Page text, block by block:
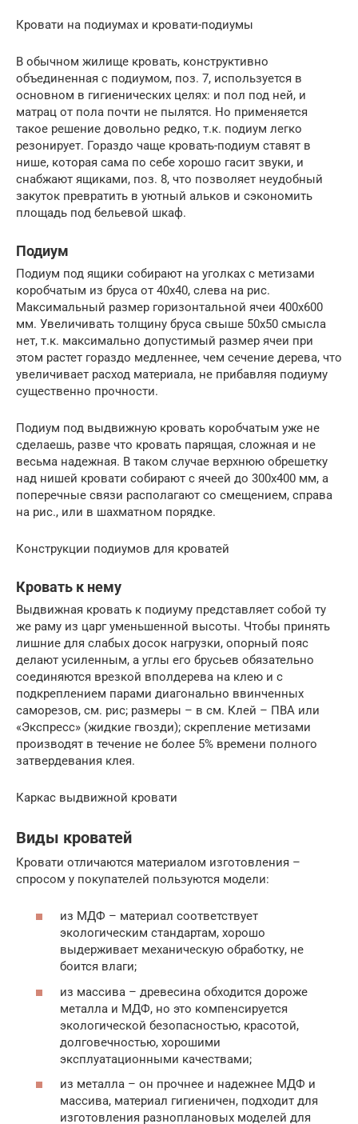
Кровати на подиумах и кровати-подиумы
В обычном жилище кровать, конструктивно
объединенная с подиумом, поз. 7, используется в
основном в гигиенических целях: и пол под ней, и
матрац от пола почти не пылятся. Но применяется
такое решение довольно редко, т.к. подиум легко
резонирует. Гораздо чаще кровать-подиум ставят в
нише, которая сама по себе хорошо гасит звуки, и
снабжают ящиками, поз. 8, что позволяет неудобный
закуток превратить в уютный альков и сэкономить
площадь под бельевой шкаф.
Подиум
Подиум под ящики собирают на уголках с метизами
коробчатым из бруса от 40х40, слева на рис.
Максимальный размер горизонтальной ячеи 400х600
мм. Увеличивать толщину бруса свыше 50х50 смысла
нет, т.к. максимально допустимый размер ячеи при
этом растет гораздо медленнее, чем сечение дерева, что
увеличивает расход материала, не прибавляя подиуму
существенно прочности.
Подиум под выдвижную кровать коробчатым уже не
сделаешь, разве что кровать парящая, сложная и не
весьма надежная. В таком случае верхнюю обрешетку
над нишей кровати собирают с ячеей до 300х400 мм, а
поперечные связи располагают со смещением, справа
на рис., или в шахматном порядке.
Конструкции подиумов для кроватей
Кровать к нему
Выдвижная кровать к подиуму представляет собой ту
же раму из царг уменьшенной высоты. Чтобы принять
лишние для слабых досок нагрузки, опорный пояс
делают усиленным, а углы его брусьев обязательно
соединяются врезкой вполдерева на клею и с
подкреплением парами диагонально ввинченных
саморезов, см. рис; размеры – в см. Клей – ПВА или
«Экспресс» (жидкие гвозди); скрепление метизами
производят в течение не более 5% времени полного
затвердевания клея.
Каркас выдвижной кровати
Виды кроватей
Кровати отличаются материалом изготовления –
спросом у покупателей пользуются модели:
из МДФ – материал соответствует
экологическим стандартам, хорошо
выдерживает механическую обработку, не
боится влаги;
из массива – древесина обходится дороже
металла и МДФ, но это компенсируется
экологической безопасностью, красотой,
долговечностью, хорошими
эксплуатационными качествами;
из металла – он прочнее и надежнее МДФ и
массива, материал гигиеничен, подходит для
изготовления разноплановых моделей для